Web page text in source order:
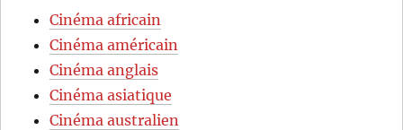
Cinéma africain
Cinéma américain
Cinéma anglais
Cinéma asiatique
Cinéma australien